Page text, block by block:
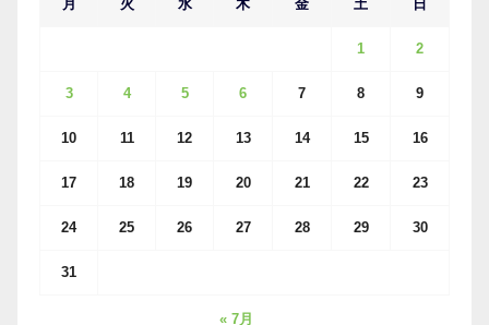
月 火 水 木 金 土 日
1 2
3 4 5 6 7 8 9
10 11 12 13 14 15 16
17 18 19 20 21 22 23
24 25 26 27 28 29 30
31
« 7月